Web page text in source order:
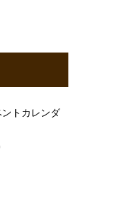
ントカレンダ